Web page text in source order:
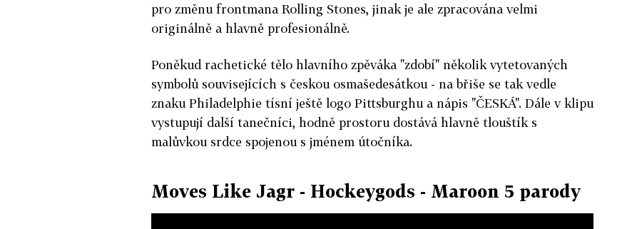
pro změnu frontmana Rolling Stones, jinak je ale zpracována velmi
originálně a hlavně profesionálně.
Poněkud rachetické tělo hlavního zpěváka "zdobí" několik vytetovaných
symbolů souvisejících s českou osmašedesátkou - na břiše se tak vedle
znaku Philadelphie tísní ještě logo Pittsburghu a nápis "ČESKÁ". Dále v klipu
vystupují další tanečníci, hodně prostoru dostává hlavně tlouštík s
malůvkou srdce spojenou s jménem útočníka.
Moves Like Jagr - Hockeygods - Maroon 5 parody